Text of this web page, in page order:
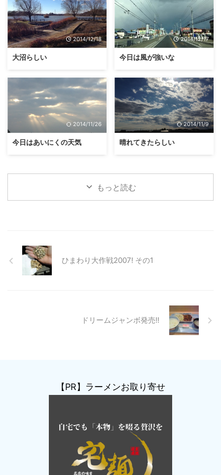
2014/12/18
大沼らしい
2014/12/17
今日は風が強いな
2014/11/26
今日はあいにくの天気
2014/11/9
晴れてきたらしい
もっと読む
ひまわり大作戦2007! その1
ドリームジャンボ発売!!
【PR】ラーメンお取り寄せ